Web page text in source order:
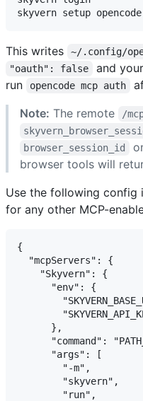
This writes ~/.config/
"oauth": false and your
run
opencode mcp auth
Note: The remote /
browser_session_id
browser tools will
Use the following config
for any other MCP-
{
  "mcpServers": {
    "Skyvern": {
      "env": {
      },
"command":
      "args": [
        "-m",
        "skyvern",
        "run",